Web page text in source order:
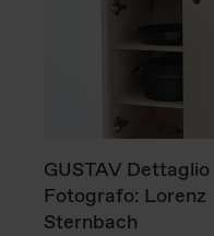
GUSTAV Dettaglio
Fotografo: Lorenz
Sternbach